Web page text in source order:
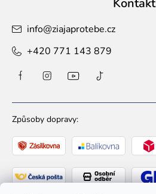
Kontakt
info@ziajaprotebe.cz
+420 771 143 879
Způsoby dopravy: